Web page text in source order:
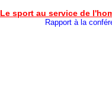
Le sport au service de
Rapport à la conférence